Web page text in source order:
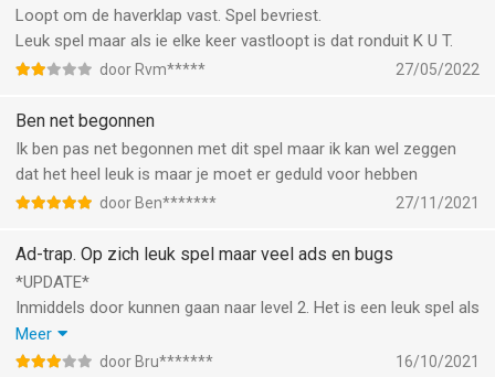
Coal Mining Inc. van Lion Studios is een app voor iPhone, iPad
en iPod touch met iOS versie 11.0 of hoger, geschikt bevonden
Informatie voor Coal Mining Inc.is het laatst vergeleken op 8
Aug om 07:21.
Loopt om de haverklap vast. Spel bevriest.
Leuk spel maar als ie elke keer vastloopt is dat ronduit K U T.
door Rvm***** 27/05/2022
Ben net begonnen
Ik ben pas net begonnen met dit spel maar ik kan wel zeggen
dat het heel leuk is maar je moet er geduld voor hebben
door Ben******* 27/11/2021
Ad-trap. Op zich leuk spel maar veel ads en bugs
*UPDATE*
Inmiddels door kunnen gaan naar level 2. Het is een leuk spel als
het werkt. Ook in level 2 weer de nodige bugs. Opgebouwde
bolsters verdwijnen als je toevallig spel even afsluit, contracten
Meer
door Bru******* 16/10/2021